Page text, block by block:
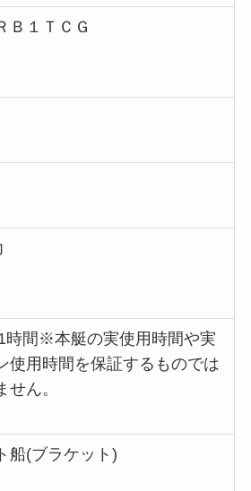
Ｂ１ＴＣＧ
時間※本艇の実使用時間や実
使用時間を保証するものでは
せん。
船(ブラケット)